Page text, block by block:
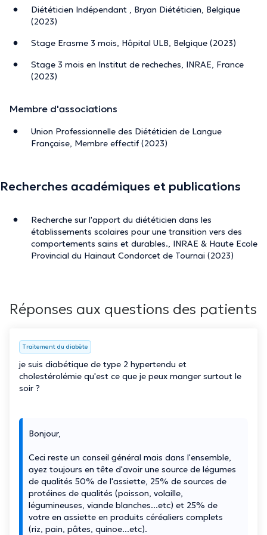
Diététicien Indépendant , Bryan Diététicien, Belgique
(2023)
Stage Erasme 3 mois, Hôpital ULB, Belgique (2023)
Stage 3 mois en Institut de recheches, INRAE, France
(2023)
Membre d'associations
Union Professionnelle des Diététicien de Langue
Française, Membre effectif (2023)
Recherches académiques et publications
Recherche sur l'apport du diététicien dans les
établissements scolaires pour une transition vers des
comportements sains et durables., INRAE & Haute Ecole
Provincial du Hainaut Condorcet de Tournai (2023)
Réponses aux questions des patients
Traitement du diabète
je suis diabétique de type 2 hypertendu et
cholestérolémie qu'est ce que je peux manger surtout le
soir ?
Bonjour,
Ceci reste un conseil général mais dans l'ensemble,
ayez toujours en tête d'avoir une source de légumes
de qualités 50% de l'assiette, 25% de sources de
protéines de qualités (poisson, volaille,
légumineuses, viande blanches...etc) et 25% de
votre en assiette en produits céréaliers complets
(riz, pain, pâtes, quinoe...etc).